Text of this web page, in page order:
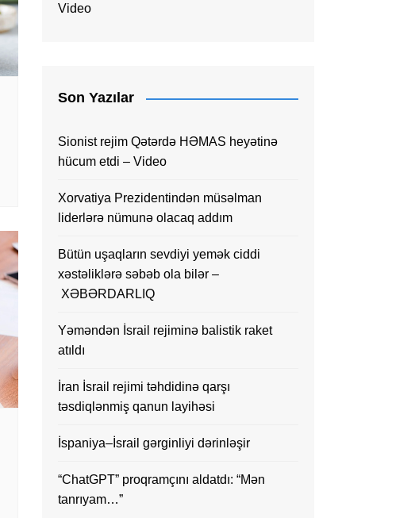
Video
Son Yazılar
Sionist rejim Qətərdə HƏMAS heyətinə
hücum etdi – Video
Xorvatiya Prezidentindən müsəlman
liderlərə nümunə olacaq addım
Bütün uşaqların sevdiyi yemək ciddi
xəstəliklərə səbəb ola bilər –
XƏBƏRDARLIQ
Yəməndən İsrail rejiminə balistik raket
atıldı
İran İsrail rejimi təhdidinə qarşı
təsdiqlənmiş qanun layihəsi
İspaniya–İsrail gərginliyi dərinləşir
“ChatGPT” proqramçını aldatdı: “Mən
tanrıyam…”